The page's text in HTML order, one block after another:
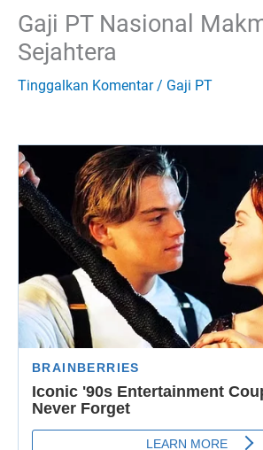
Gaji PT Nasional
Sejahtera
Tinggalkan Komentar / Gaji PT